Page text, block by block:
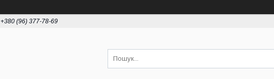
+380 (96) 377-78-69